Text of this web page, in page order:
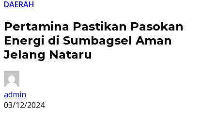
DAERAH
Pertamina Pastikan Pasokan
Energi di Sumbagsel Aman
Jelang Nataru
admin
03/12/2024